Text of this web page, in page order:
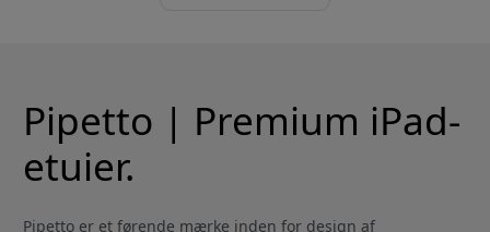
Pipetto | Premium iPad-
etuier.
Pipetto er et førende mærke inden for design af